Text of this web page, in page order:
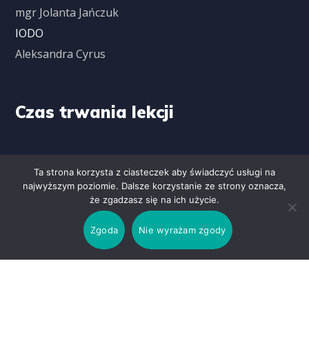
mgr Jolanta Jańczuk
IODO
Aleksandra Cyrus
Czas trwania lekcji
2 Lekcja: 8.55 – 9.40
3 Lekcja: 9.50 – 10.35
4 Lekcja: 10.45 – 11.30
5 Lekcja: 11.50 – 12.35
Ta strona korzysta z ciasteczek aby świadczyć usługi na
najwyższym poziomie. Dalsze korzystanie ze strony oznacza,
że zgadzasz się na ich użycie.
Zgoda Nie wyrażam zgody